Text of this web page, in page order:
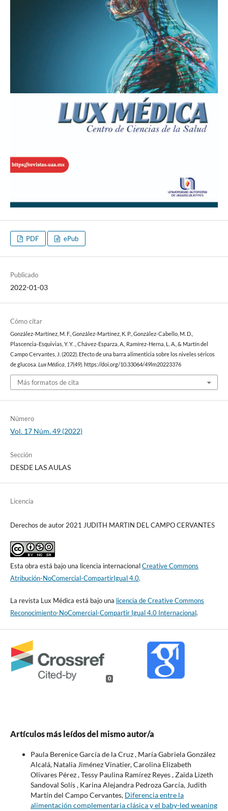
PDF ePub
Publicado
2022-01-03
Cómo citar
González-Martínez, M. F., González-Martínez, K. P., González-Cabello, M. D.,
Plascencia-Esquivias, Y. Y. ., Chávez-Esparza, A., Ramírez-Herna, L. A., & Martín del
Campo Cervantes, J. (2022). Efecto de una barra alimenticia sobre los niveles séricos
de glucosa. Lux Médica 17(49). https://doi.org/10.33064/49lm20223376
Más formatos de cita
Número
Vol. 17 Núm. 49 (2022)
Sección
DESDE LAS AULAS
Licencia
Derechos de autor 2021 JUDITH MARTIN DEL CAMPO CERVANTES
Esta obra está bajo una licencia internacionalCreative Commons
Atribución-NoComercial-CompartirIgual 4.0.
La revista Lux Médica está bajo una licencia de Creative Commons
Reconocimiento-NoComercial-Compartir Igual 4.0 Internacional.
0
Artículos más leídos del mismo autor/a
Paula Berenice García de la Cruz , María Gabriela González
Alcalá, Natalia Jiménez Vinatier, Carolina Elizabeth
Olivares Pérez , Tessy Paulina Ramírez Reyes , Zaida Lizeth
Sandoval Solís , Karina Alejandra Pedroza García, Judith
Martín del Campo Cervantes, Diferencia entre la
alimentación complementaria clásica y el baby-led weaning